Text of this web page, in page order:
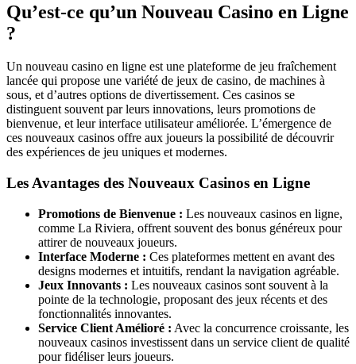
Qu’est-ce qu’un Nouveau Casino en Ligne
?
Un nouveau casino en ligne est une plateforme de jeu fraîchement
lancée qui propose une variété de jeux de casino, de machines à
sous, et d’autres options de divertissement. Ces casinos se
distinguent souvent par leurs innovations, leurs promotions de
bienvenue, et leur interface utilisateur améliorée. L’émergence de
ces nouveaux casinos offre aux joueurs la possibilité de découvrir
des expériences de jeu uniques et modernes.
Les Avantages des Nouveaux Casinos en Ligne
Promotions de Bienvenue : Les nouveaux casinos en ligne,
comme La Riviera, offrent souvent des bonus généreux pour
attirer de nouveaux joueurs.
Interface Moderne : Ces plateformes mettent en avant des
designs modernes et intuitifs, rendant la navigation agréable.
Jeux Innovants : Les nouveaux casinos sont souvent à la
pointe de la technologie, proposant des jeux récents et des
fonctionnalités innovantes.
Service Client Amélioré : Avec la concurrence croissante, les
nouveaux casinos investissent dans un service client de qualité
pour fidéliser leurs joueurs.